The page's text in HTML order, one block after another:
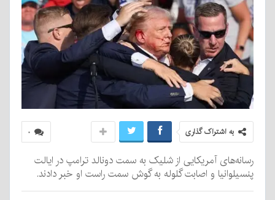
۰ به اشتراک گذاری
رسانه‌های آمریکایی از شلیک به سمت دونالد ترامپ در ایالت
پنسیلوانیا و اصابت گلوله به گوش سمت راست او خبر دادند.